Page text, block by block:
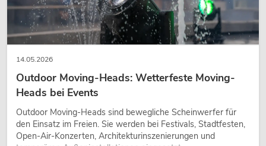
14.05.2026
Outdoor Moving-Heads: Wetterfeste Moving-
Heads bei Events
Outdoor Moving-Heads sind bewegliche Scheinwerfer für
den Einsatz im Freien. Sie werden bei Festivals, Stadtfesten,
Open-Air-Konzerten, Architekturinszenierungen und